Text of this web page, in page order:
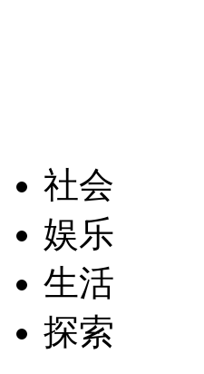
社会
娱乐
生活
探索